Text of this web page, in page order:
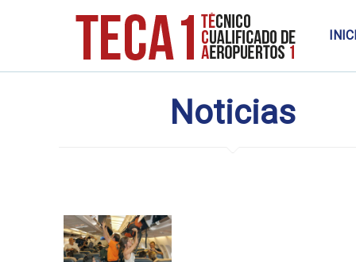
Noticias